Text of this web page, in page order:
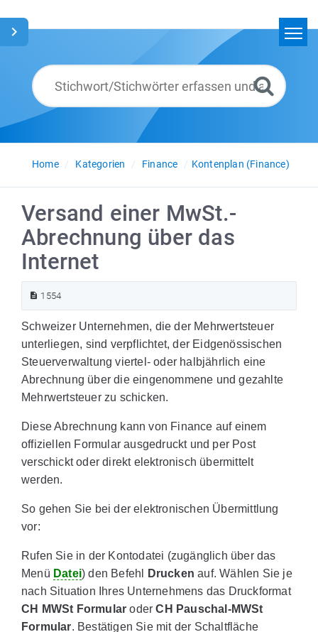
Glossar
Deutsch
Home
Kategorien Finance Kontenplan (Finance)
Versand einer MwSt.-
Abrechnung über das
Internet
1554
Schweizer Unternehmen, die der Mehrwertsteuer
unterliegen, sind verpflichtet, der Eidgenössischen
Steuerverwaltung viertel- oder halbjährlich eine
Abrechnung über die eingenommene und gezahlte
Mehrwertsteuer zu schicken.
Diese Abrechnung kann von Finance auf einem
offiziellen Formular ausgedruckt und per Post
verschickt oder direkt elektronisch übermittelt
werden.
So gehen Sie bei der elektronischen Übermittlung
vor:
Rufen Sie in der Kontodatei (zugänglich über das
Menü Datei) den Befehl Drucken auf. Wählen Sie je
nach Situation Ihres Unternehmens das Druckformat
CH MWSt Formular oderCH Pauschal-MWSt
Formular. Bestätigen Sie mit der Schaltfläche